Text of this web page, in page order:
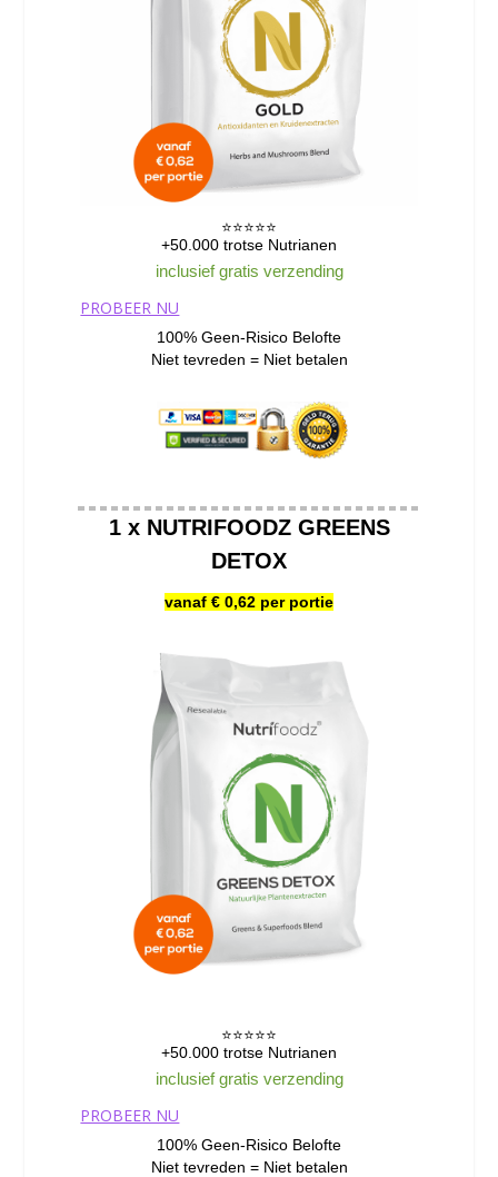
⭐️⭐️⭐️⭐️⭐️
+50.000 trotse Nutrianen
inclusief gratis verzending
PROBEER NU
100% Geen-Risico Belofte
Niet tevreden = Niet betalen
1 x NUTRIFOODZ GREENS
DETOX
vanaf € 0,62 per portie
⭐️⭐️⭐️⭐️⭐️
+50.000 trotse Nutrianen
inclusief gratis verzending
PROBEER NU
100% Geen-Risico Belofte
Niet tevreden = Niet betalen